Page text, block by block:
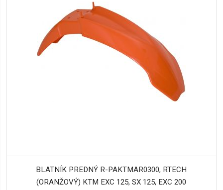
BLATNÍK PREDNÝ R-PAKTMAR0300, RTECH
(ORANŽOVÝ) KTM EXC 125, SX 125, EXC 200